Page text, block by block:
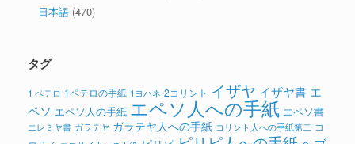
日本語 (470)
タグ
1 ペテロ 1ペテロの手紙 1ヨハネ 2コリント イザヤ イザヤ書 エ
ペソ エペソ人の手紙 エペソ人への手紙 エペソ書
エレミヤ書 ガラテヤ ガラテヤ人への手紙 コリント人への手紙第二 コ